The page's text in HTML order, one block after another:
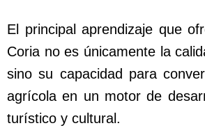
El principal aprendizaje que
Coria no es únicamente la
sino su capacidad para
agrícola en un motor de
turístico y cultural.